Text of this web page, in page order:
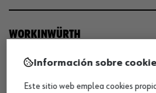
WORKINWÜRTH
Información sobre
Este sitio web emplea cookies